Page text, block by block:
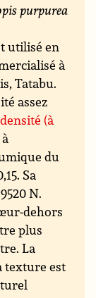
purpurea
utilisé en
à
Tatabu.
assez
densité (à
du
Sa
N.
dehors
plus
La
texture est